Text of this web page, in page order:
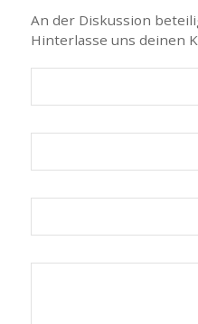
An der Diskussion
Hinterlasse uns deinen